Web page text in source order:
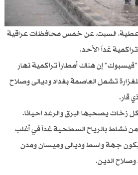
السبت، عن خمس محافظات عراقية
غداً الأحد.
إن هناك أمطاراً تراكمية نهار
تشمل العاصمة بغداد وديالى وصلاح
قار.
زخات يصحبها البرق والرعد احيانا.
من نشاط بالرياح السطحية غداً في أغلب
يكون جهة واسط وديالى وميسان ومدن
وصلاح الدين.